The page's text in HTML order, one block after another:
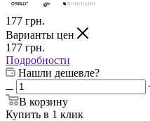
177 грн.
Варианты цен
177 грн.
Подробности
Нашли дешевле?
В корзину
Купить в 1 клик